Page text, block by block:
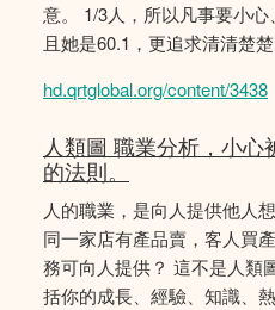
意。 1/3人，所以凡事要小
且她是60.1，更追求清清楚
hd.qrtglobal.org/content/3438
人類圖 職業分析，小
的法則。
人的職業，是向人提供他人
同一家店有產品賣，客人買
務可向人提供？ 這不是人類
括你的成長、經驗、知識、